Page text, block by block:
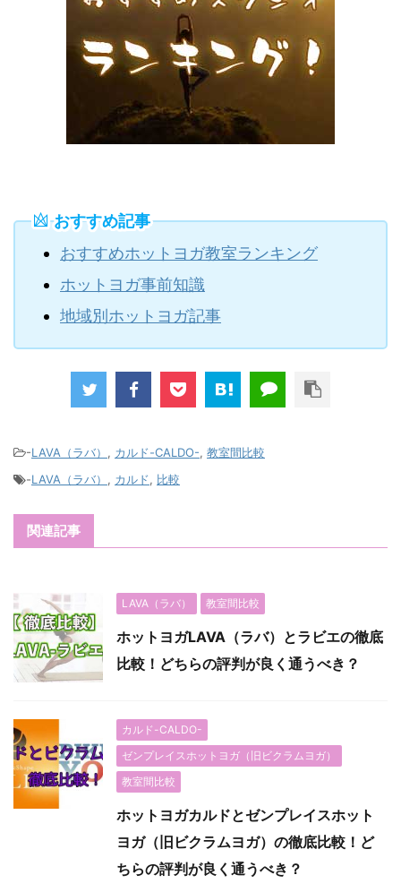
おすすめ記事
おすすめホットヨガ教室ランキング
ホットヨガ事前知識
地域別ホットヨガ記事
-LAVA（ラバ） , カルド-CALDO-, 教室間比較
-LAVA（ラバ） , カルド, 比較
関連記事
LAVA（ラバ） 教室間比較
ホットヨガLAVA（ラバ）とラビエの徹底
比較！どちらの評判が良く通うべき？
カルド-CALDO-
ゼンプレイスホットヨガ（旧ビクラムヨガ）
教室間比較
ホットヨガカルドとゼンプレイスホット
ヨガ（旧ビクラムヨガ）の徹底比較！ど
ちらの評判が良く通うべき？